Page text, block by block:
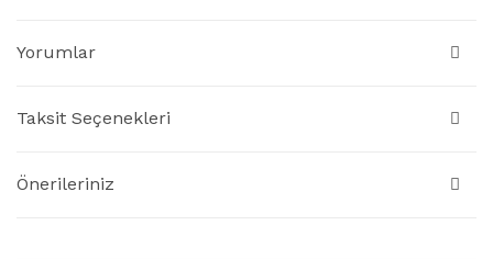
Yorumlar
Taksit Seçenekleri
Önerileriniz